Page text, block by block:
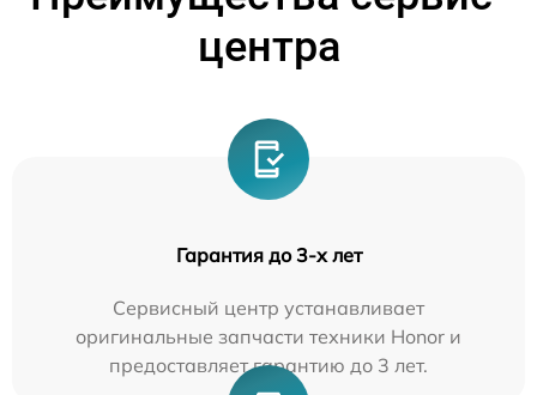
центра
Гарантия до 3-х лет
Сервисный центр устанавливает
оригинальные запчасти техники Honor и
предоставляет гарантию до 3 лет.